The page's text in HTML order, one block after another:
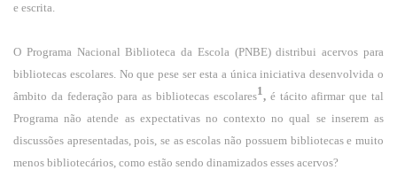
e escrita.
O Programa Nacional Biblioteca da Escola (PNBE) distribui acervos para
bibliotecas escolares. No que pese ser esta a única iniciativa desenvolvida o
âmbito da federação para as bibliotecas escolares1,é tácito afirmar que tal
Programa não atende as expectativas no contexto no qual se inserem as
discussões apresentadas, pois, se as escolas não possuem bibliotecas e muito
menos bibliotecários, como estão sendo dinamizados esses acervos?